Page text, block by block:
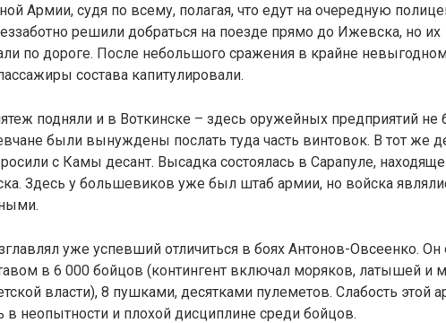
Армии, судя по всему, полагая, что едут на очередную
решили добраться на поезде прямо до Ижевска, но их
по дороге. После небольшого сражения в крайне
состава капитулировали.
подняли и в Воткинске – здесь оружейных предприятий не
были вынуждены послать туда часть винтовок. В тот же
с Камы десант. Высадка состоялась в Сарапуле,
Здесь у большевиков уже был штаб армии, но войска
уже успевший отличиться в боях Антонов-Овсеенко. Он
в 6 000 бойцов (контингент включал моряков, латышей и
власти), 8 пушками, десятками пулеметов. Слабость этой
в неопытности и плохой дисциплине среди бойцов.